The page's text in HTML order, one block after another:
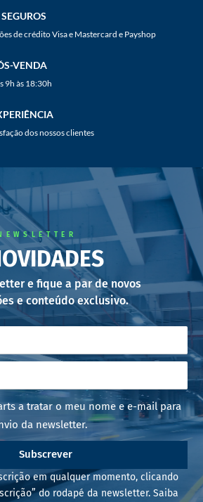
de crédito Visa e Mastercard e Payshop
VENDA
9h às 18:30h
dos nossos clientes
e fique a par de novos
e conteúdo exclusivo.
a tratar o meu nome e e-mail para
da newsletter.
Subscrever
em qualquer momento, clicando
do rodapé da newsletter. Saiba